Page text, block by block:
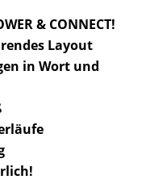
& CONNECT!
Layout
in Wort und